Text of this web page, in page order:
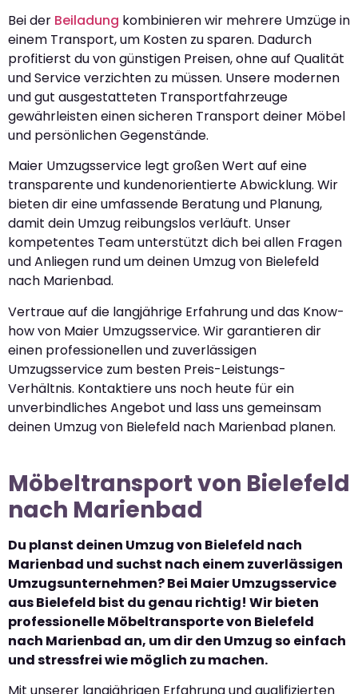
Bei der Beiladung kombinieren wir mehrere Umzüge in
einem Transport, um Kosten zu sparen. Dadurch
profitierst du von günstigen Preisen, ohne auf Qualität
und Service verzichten zu müssen. Unsere modernen
und gut ausgestatteten Transportfahrzeuge
gewährleisten einen sicheren Transport deiner Möbel
und persönlichen Gegenstände.
Maier Umzugsservice legt großen Wert auf eine
transparente und kundenorientierte Abwicklung. Wir
bieten dir eine umfassende Beratung und Planung,
damit dein Umzug reibungslos verläuft. Unser
kompetentes Team unterstützt dich bei allen Fragen
und Anliegen rund um deinen Umzug von Bielefeld
nach Marienbad.
Vertraue auf die langjährige Erfahrung und das Know-
how von Maier Umzugsservice. Wir garantieren dir
einen professionellen und zuverlässigen
Umzugsservice zum besten Preis-Leistungs-
Verhältnis. Kontaktiere uns noch heute für ein
unverbindliches Angebot und lass uns gemeinsam
deinen Umzug von Bielefeld nach Marienbad planen.
Möbeltransport von Bielefeld
nach Marienbad
Du planst deinen Umzug von Bielefeld nach
Marienbad und suchst nach einem zuverlässigen
Umzugsunternehmen? Bei Maier Umzugsservice
aus Bielefeld bist du genau richtig! Wir bieten
professionelle Möbeltransporte von Bielefeld
nach Marienbad an, um dir den Umzug so einfach
und stressfrei wie möglich zu machen.